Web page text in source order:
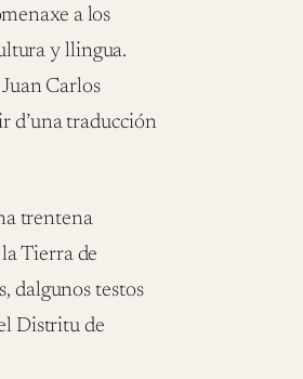
a los
y llingua.
Carlos
d’una traducción
trentena
Tierra de
dalgunos testos
Distritu de